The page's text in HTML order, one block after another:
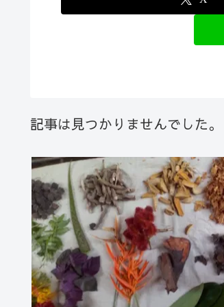
記事は見つかりませんでした。